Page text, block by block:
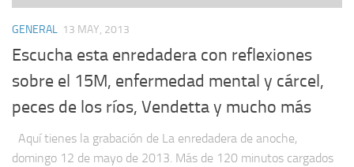
GENERAL 13 MAY, 2013
Escucha esta enredadera con reflexiones
sobre el 15M, enfermedad mental y cárcel,
peces de los ríos, Vendetta y mucho más
Aquí tienes la grabación de La enredadera de anoche,
domingo 12 de mayo de 2013. Más de 120 minutos cargados